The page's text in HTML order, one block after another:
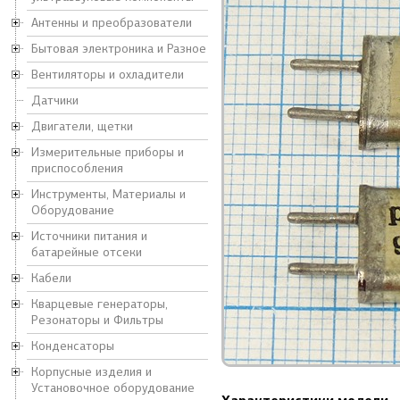
Антенны и преобразователи
Бытовая электроника и Разное
Вентиляторы и охладители
Датчики
Двигатели, щетки
Измерительные приборы и
приспособления
Инструменты, Материалы и
Оборудование
Источники питания и
батарейные отсеки
Кабели
Кварцевые генераторы,
Резонаторы и Фильтры
Конденсаторы
Корпусные изделия и
Установочное оборудование